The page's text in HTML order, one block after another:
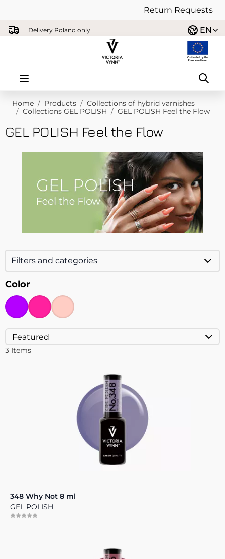
Return Requests
Skip to ContentDelivery Poland only EN
Home / Products / Collections of hybrid varnishes
/ Collections GEL POLISH / GEL POLISH Feel the Flow
GEL POLISH Feel the Flow
Filters and categories
Color
3 Items
348 Why Not 8 ml
GEL POLISH